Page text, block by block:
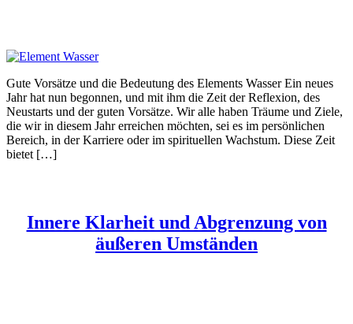
Gute Vorsätze und die Bedeutung des Elements Wasser Ein neues
Jahr hat nun begonnen, und mit ihm die Zeit der Reflexion, des
Neustarts und der guten Vorsätze. Wir alle haben Träume und Ziele,
die wir in diesem Jahr erreichen möchten, sei es im persönlichen
Bereich, in der Karriere oder im spirituellen Wachstum. Diese Zeit
bietet […]
Innere Klarheit und Abgrenzung von
äußeren Umständen